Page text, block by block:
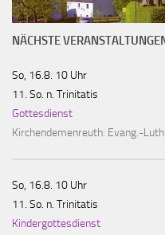
NÄCHSTE
So, 16.8. 10 Uhr
11. So. n. Trinitatis
Gottesdienst
Kirchendemenreuth: Evang.-
So, 16.8. 10 Uhr
11. So. n. Trinitatis
Kindergottesdienst